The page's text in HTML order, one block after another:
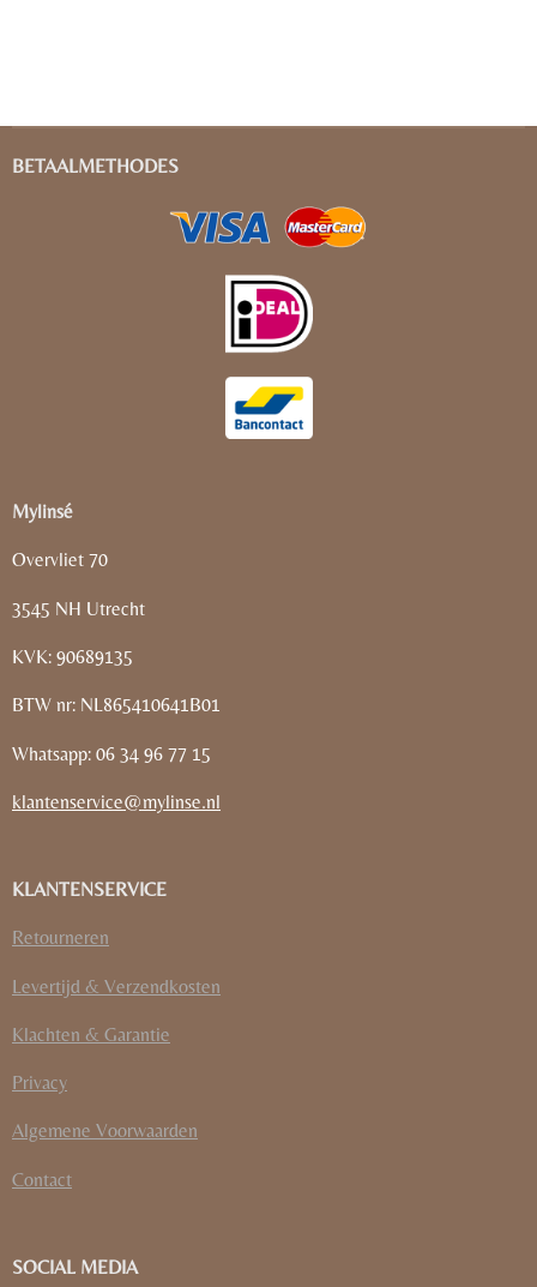
BETAALMETHODES
Mylinsé
Overvliet 70
3545 NH Utrecht
KVK: 90689135
BTW nr: NL865410641B01
Whatsapp: 06 34 96 77 15
klantenservice@mylinse.nl
KLANTENSERVICE
Retourneren
Levertijd & Verzendkosten
Klachten & Garantie
Privacy
Algemene Voorwaarden
Contact
SOCIAL MEDIA